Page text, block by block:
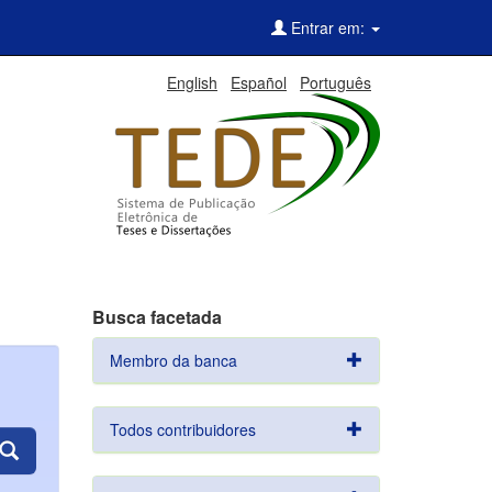
Entrar em:
English Español Português
Busca facetada
Membro da banca
Todos contribuidores